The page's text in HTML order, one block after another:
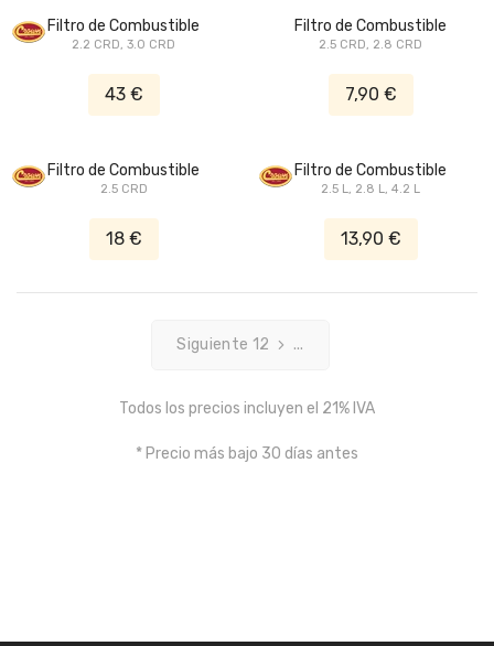
Filtro de Combustible
2.2 CRD, 3.0 CRD
43 €
Filtro de Combustible
2.5 CRD, 2.8 CRD
7,90 €
Filtro de Combustible
2.5 CRD
18 €
Filtro de Combustible
2.5 L, 2.8 L, 4.2 L
13,90 €
Siguiente 12 ...
Todos los precios incluyen el 21% IVA
* Precio más bajo 30 días antes